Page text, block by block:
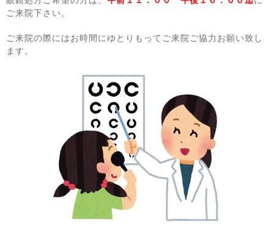
ご来院下さい。
ご来院の際にはお時間にゆとりもってご来院ご協力お願い致し
ます。